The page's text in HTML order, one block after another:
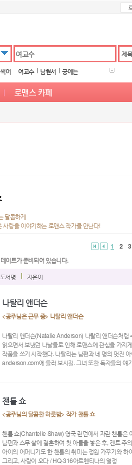
제
어
여교수 남현서 궁에는
달콤하게
사랑을 이야기하는 로맨스 작가를 만난다!
1 2 3
이트가 준비되어 있습니다.
도서명 지은이
나탈리 앤더슨
<공주님은 근무 중> 나탈리 앤더슨
나탈리 앤더슨(Natalie Anderson) 나탈리 앤더슨처럼
읽으면서 보냈던 나날들로 인해 로맨스에 관심을 가지
작품을 쓰기 시작했다. 나탈리는 남편과 네 명의 멋진
anderson.com에 들러 보시길. 그녀 또한 독자들의 얘
챈틀 쇼
<공주님의 달콤한 하룻밤> 작가 챈틀 쇼
챈틀 쇼(Chantelle Shaw) 영국 런던에서 자란 챈틀은
남편과 스무 살에 결혼하여 첫 아들을 낳은 후, 켄트 주
아이의 어머니기도 한 챈틀의 취미는 정원 가꾸기와
그리고, 사랑이 오다 / HQ-316아르헨티나의 열정